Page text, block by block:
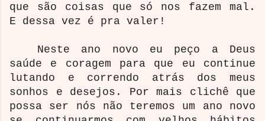
que são coisas que só nos fazem mal.
E dessa vez é pra valer!
Neste ano novo eu peço a Deus
saúde e coragem para que eu continue
lutando e correndo atrás dos meus
sonhos e desejos. Por mais clichê que
possa ser nós não teremos um ano novo